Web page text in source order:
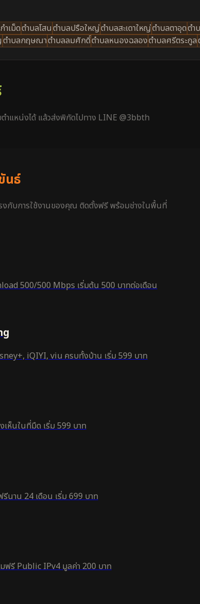
ำเม็ดตำบลโสนตำบลปรือใหญ่ตำบลสะเดาใหญ่ตำบลตาอุดตำ
ตำบลกฤษณาตำบลลมศักดิ์ตำบลหนองฉลองตำบลศรีตระกูล
แหน่งได้ แล้วส่งพิกัดไปทาง LINE @3bbth
นธ์
งกับการใช้งานของคุณ ติดตั้งฟรี พร้อมช่างในพื้นที่
500/500 Mbps เริ่มต้น 500 บาทต่อเดือน
iQIYI, viu ครบทั้งบ้าน เริ่ม 599 บาท
ห็นในที่มืด เริ่ม 599 บาท
าน 24 เดือน เริ่ม 699 บาท
ฟรี Public IPv4 มูลค่า 200 บาท